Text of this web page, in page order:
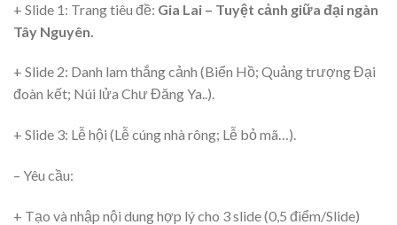
+ Slide 1: Trang tiêu đề: Gia Lai – Tuyệt cảnh giữa đại ngàn
Tây Nguyên.
+ Slide 2: Danh lam thắng cảnh (Biển Hồ; Quảng trượng Đại
đoàn kết; Núi lửa Chư Đăng Ya..).
+ Slide 3: Lễ hội (Lễ cúng nhà rông; Lễ bỏ mã…).
– Yêu cầu:
+ Tạo và nhập nội dung hợp lý cho 3 slide (0,5 điểm/Slide)